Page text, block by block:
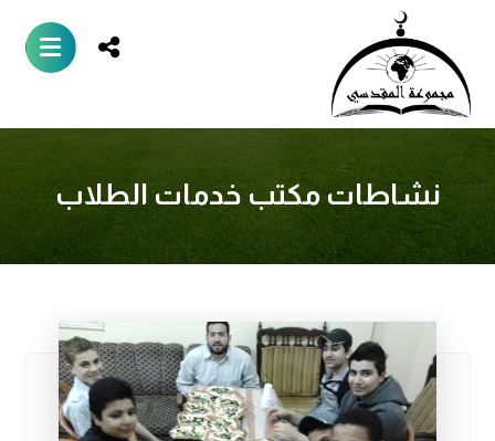
نشاطات مكتب خدمات الطلاب